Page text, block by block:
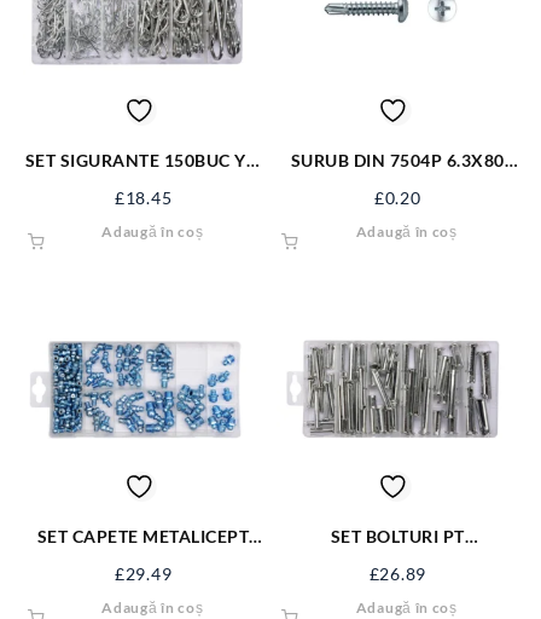
SET SIGURANTE 150BUC YT-
£18.45
Adaugă în coș
SURUB DIN 7504P 6.3X80
£0.20
Adaugă în coș
SET CAPETE METALICEPT
06888
£29.49
Adaugă în coș
SET BOLTURI PT
06786
£26.89
Adaugă în coș